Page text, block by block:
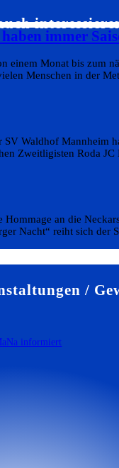
immer
Monat bis zum
Menschen in der
Waldhof Mannheim
Zweitligisten Roda
an die
Nacht“ reiht sich der
/